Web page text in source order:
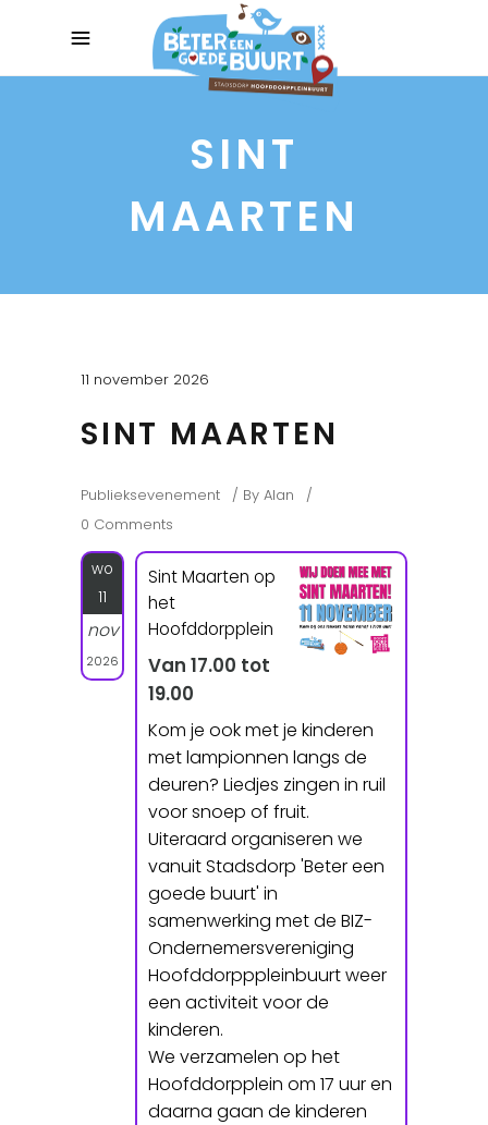
SINT
MAARTEN
11 november 2026
SINT MAARTEN
Publieksevenement By Alan
0 Comments
wo
11
nov
2026
Sint Maarten op
het
Hoofddorpplein
Van 17.00 tot
19.00
Kom je ook met je kinderen
met lampionnen langs de
deuren? Liedjes zingen in ruil
voor snoep of fruit.
Uiteraard organiseren we
vanuit Stadsdorp 'Beter een
goede buurt' in
samenwerking met de BIZ-
Ondernemersvereniging
Hoofddorpppleinbuurt weer
een activiteit voor de
kinderen.
We verzamelen op het
Hoofddorpplein om 17 uur en
daarna gaan de kinderen